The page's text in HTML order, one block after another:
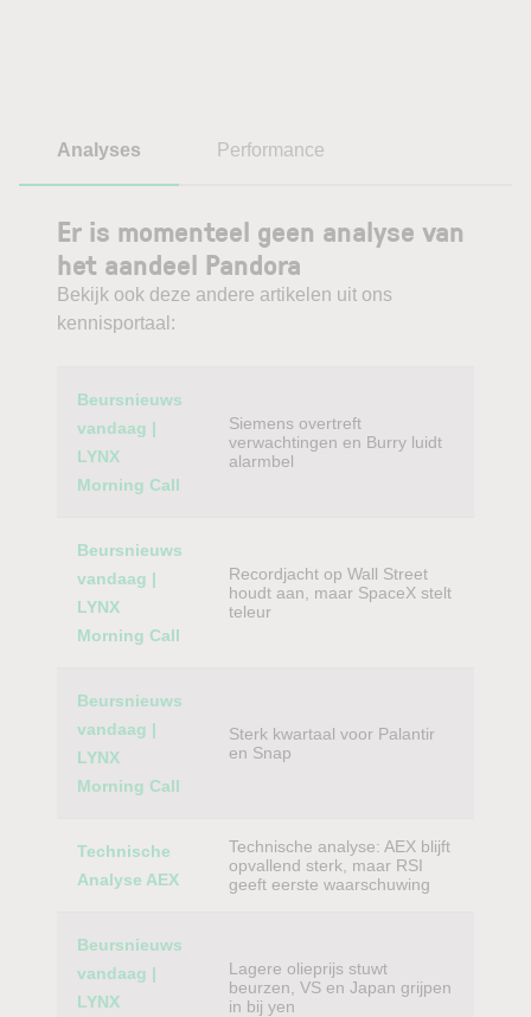
Analyses Performance
Er is momenteel geen analyse van
het aandeel Pandora
Bekijk ook deze andere artikelen uit ons
kennisportaal:
Category
Beursnieuws
vandaag |
LYNX
Morning Call
Siemens overtreft
verwachtingen en Burry luidt
alarmbel
Beursnieuws
vandaag |
LYNX
Morning Call
Recordjacht op Wall Street
houdt aan, maar SpaceX stelt
teleur
Beursnieuws
vandaag |
LYNX
Morning Call
Sterk kwartaal voor Palantir
en Snap
Technische
Analyse AEX
Technische analyse: AEX blijft
opvallend sterk, maar RSI
geeft eerste waarschuwing
Beursnieuws
vandaag |
LYNX
Lagere olieprijs stuwt
beurzen, VS en Japan grijpen
in bij yen